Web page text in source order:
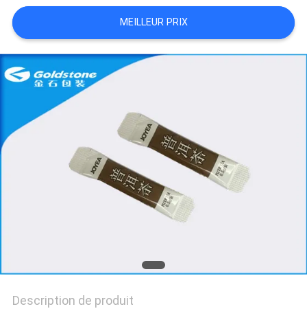
NOUS
CONTACTER
NOUVELLES
DEMANDEZ
SITE
MEILLEUR PRIX
Description de produit